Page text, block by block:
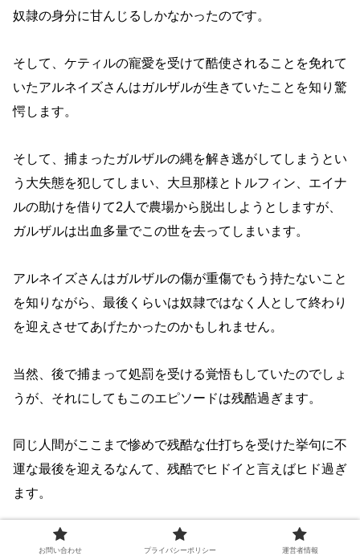
奴隷の身分に甘んじるしかなかったのです。
そして、ケティルの寵愛を受けて酷使されることを免れて
いたアルネイズさんはガルザルが生きていたことを知り驚
愕します。
そして、捕まったガルザルの縄を解き逃がしてしまうとい
う大失態を犯してしまい、大旦那様とトルフィン、エイナ
ルの助けを借りて2人で農場から脱出しようとしますが、
ガルザルは出血多量でこの世を去ってしまいます。
アルネイズさんはガルザルの傷が重傷でもう持たないこと
を知りながら、最後くらいは奴隷ではなく人として終わり
を迎えさせてあげたかったのかもしれません。
当然、後で捕まって処罰を受ける覚悟もしていたのでしょ
うが、それにしてもこのエピソードは残酷過ぎます。
同じ人間がここまで惨めで残酷な仕打ちを受けた挙句に不
運な最後を迎えるなんて、残酷でヒドイと言えばヒド過ぎ
ます。
アルネイズさんとガルザルのエピソードについては、
お問い合わせ プライバシーポリシー 運営者情報